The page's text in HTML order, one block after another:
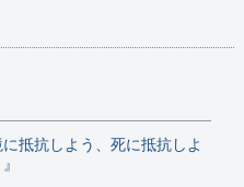
抵抗しよう、死に抵抗しよ